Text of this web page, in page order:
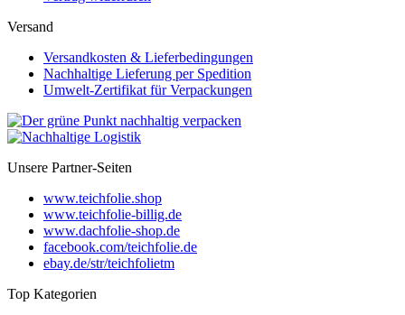
Versand
Versandkosten & Lieferbedingungen
Nachhaltige Lieferung per Spedition
Umwelt-Zertifikat für Verpackungen
Unsere Partner-Seiten
www.teichfolie.shop
www.teichfolie-billig.de
www.dachfolie-shop.de
facebook.com/teichfolie.de
ebay.de/str/teichfolietm
Top Kategorien